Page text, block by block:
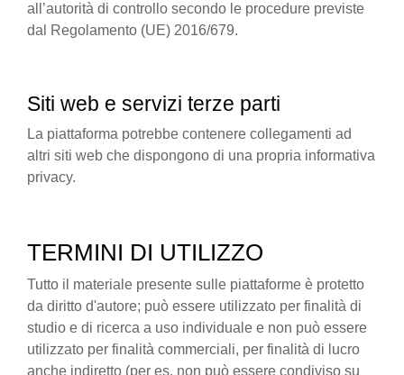
all’autorità di controllo secondo le procedure previste
dal Regolamento (UE) 2016/679.
Siti web e servizi terze parti
La piattaforma potrebbe contenere collegamenti ad
altri siti web che dispongono di una propria informativa
privacy.
TERMINI DI UTILIZZO
Tutto il materiale presente sulle piattaforme è protetto
da diritto d'autore; può essere utilizzato per finalità di
studio e di ricerca a uso individuale e non può essere
utilizzato per finalità commerciali, per finalità di lucro
anche indiretto (per es. non può essere condiviso su